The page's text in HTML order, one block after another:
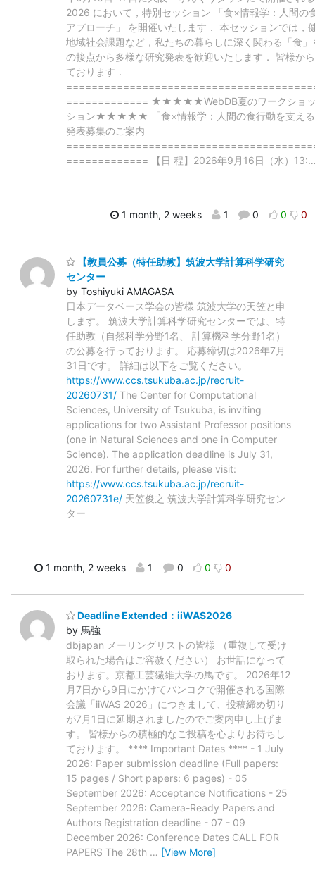
2026 において，特別セッション 「食×情報学：人間の
アプローチ」 を開催いたします． 本セッションでは，
地域社会課題など，私たちの暮らしに深く関わる「食
の接点から多様な研究発表を歓迎いたします． 皆様か
ております．
============= ★★★★★WebDB夏のワークショッ
ション★★★★★ 「食×情報学：人間の食行動を支える
発表募集のご案内
============= 【日 程】2026年9月16日（水）13:
1 month, 2 weeks 1 0 0 0
【教員公募（特任助教】筑波大学計算科学研究
センター
by Toshiyuki AMAGASA
日本データベース学会の皆様 筑波大学の天笠と申
します。 筑波大学計算科学研究センターでは、特
任助教（自然科学分野1名、 計算機科学分野1名）
の公募を行っております。 応募締切は2026年7月
31日です。 詳細は以下をご覧ください。
https://www.ccs.tsukuba.ac.jp/recruit-
20260731/ The Center for Computational
Sciences, University of Tsukuba, is inviting
applications for two Assistant Professor positions
(one in Natural Sciences and one in Computer
Science). The application deadline is July 31,
2026. For further details, please visit:
https://www.ccs.tsukuba.ac.jp/recruit-
20260731e/ 天笠俊之 筑波大学計算科学研究セン
ター
1 month, 2 weeks 1 0 0 0
Deadline Extended：iiWAS2026
by 馬強
dbjapan メーリングリストの皆様 （重複して受け
取られた場合はご容赦ください） お世話になって
おります。京都工芸繊維大学の馬です。 2026年12
月7日から9日にかけてバンコクで開催される国際
会議「iiWAS 2026」につきまして、投稿締め切り
が7月1日に延期されましたのでご案内申し上げま
す。 皆様からの積極的なご投稿を心よりお待ちし
ております。 **** Important Dates **** - 1 July
2026: Paper submission deadline (Full papers:
15 pages / Short papers: 6 pages) - 05
September 2026: Acceptance Notifications - 25
September 2026: Camera-Ready Papers and
Authors Registration deadline - 07 - 09
December 2026: Conference Dates CALL FOR
PAPERS The 28th … [View More]